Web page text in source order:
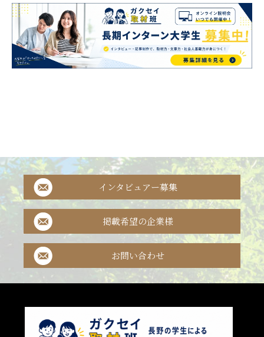
インタビュアー募集
掲載希望の企業様
お問い合わせ